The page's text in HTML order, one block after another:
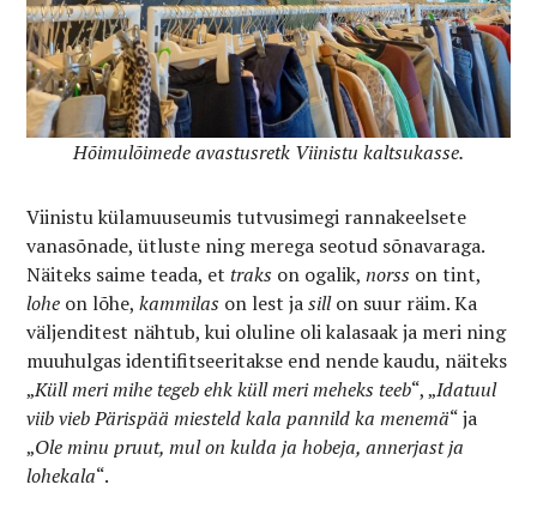
Hõimulõimede avastusretk Viinistu kaltsukasse.
Viinistu külamuuseumis tutvusimegi rannakeelsete
vanasõnade, ütluste ning merega seotud sõnavaraga.
Näiteks saime teada, ettraks on ogalik,norss on tint,
lohe on lõhe,kammilas on lest jasillon suur räim. Ka
väljenditest nähtub, kui oluline oli kalasaak ja meri ning
muuhulgas identifitseeritakse end nende kaudu, näiteks
„Küll meri mihe tegeb ehk küll meri meheks teeb“, „Idatuul
viib vieb Pärispää miesteld kala pannild ka menemä“ ja
„Ole minu pruut, mul on kulda ja hobeja, annerjast ja
lohekala“.